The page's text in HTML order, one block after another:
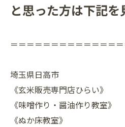
と思った方は下記を
＝＝＝＝＝＝＝＝＝＝＝＝＝
埼玉県日高市
《玄米販売専門店ひらい》
《味噌作り・醤油作り教室》
《ぬか床教室》